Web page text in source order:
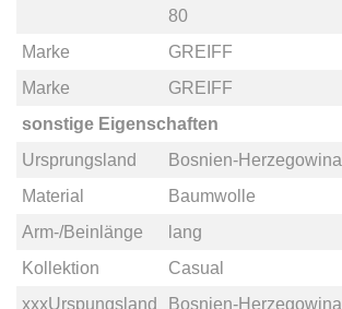
80
Marke
GREIFF
Marke
GREIFF
sonstige Eigenschaften
Ursprungsland
Bosnien-Herzegowina
Material
Baumwolle
Arm-/Beinlänge
lang
Kollektion
Casual
xxxUrspungsland
Bosnien-Herzegowina